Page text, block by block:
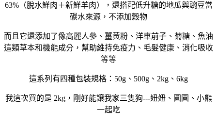
63%（脫水鮮肉＋新鮮羊肉），還搭配低升糖的地瓜與豌豆當
碳水來源，不添加穀物
而且它還添加了像高麗人參、薑黃粉、洋車前子、菊糖、魚油
這類草本和機能成分，幫助維持免疫力、毛髮健康、消化吸收
等等
這系列有四種包裝規格：50g、500g、2kg、6kg
我這次買的是 2kg，剛好能讓我家三隻狗---妞妞、圓圓、小熊
一起吃